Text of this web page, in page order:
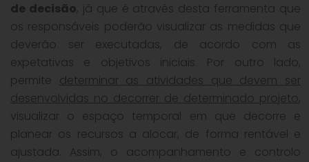
de decisão, já que é através desta ferramenta que
os responsáveis poderão visualizar as medidas que
deverão ser executadas, de acordo com as
expetativas e objetivos iniciais. Por outro lado,
permite determinar as atividades que devem ser
desenvolvidas no decorrer de determinado projeto,
visualizar o espaço temporal em que decorre e
planear os recursos a alocar, de forma rentável e
ajustada. Assim, o acompanhamento e controlo